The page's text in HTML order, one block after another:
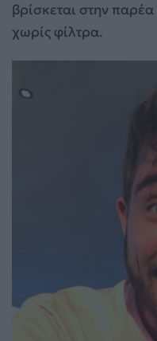
βρίσκεται στην παρέα
χωρίς φίλτρα.